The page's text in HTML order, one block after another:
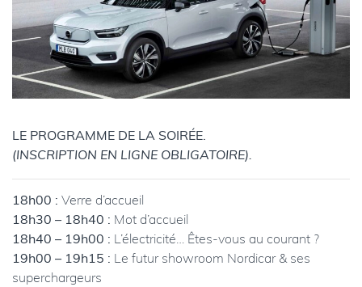
LE PROGRAMME DE LA SOIRÉE.
(INSCRIPTION EN LIGNE OBLIGATOIRE).
18h00 : Verre d’accueil
18h30 – 18h40 : Mot d’accueil
18h40 – 19h00 : L’électricité… Êtes-vous au courant ?
19h00 – 19h15 : Le futur showroom Nordicar & ses
superchargeurs